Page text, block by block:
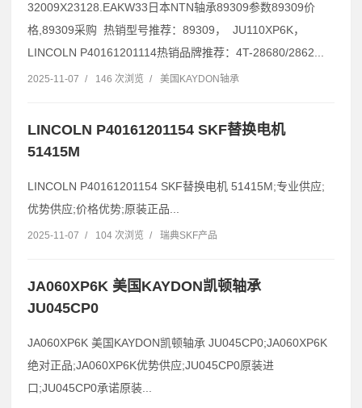
32009X23128.EAKW33日本NTN轴承89309参数89309价
格,89309采购 热销型号推荐：89309， JU110XP6K，
LINCOLN P40161201114热销品牌推荐：4T-28680/2862...
2025-11-07 / 146 次浏览 / 美国KAYDON轴承
LINCOLN P40161201154 SKF替换电机
51415M
LINCOLN P40161201154 SKF替换电机 51415M;专业供应;
优势供应;价格优势;原装正品...
2025-11-07 / 104 次浏览 / 瑞典SKF产品
JA060XP6K 美国KAYDON凯顿轴承
JU045CP0
JA060XP6K 美国KAYDON凯顿轴承 JU045CP0;JA060XP6K
绝对正品;JA060XP6K优势供应;JU045CP0原装进
口;JU045CP0承诺原装...